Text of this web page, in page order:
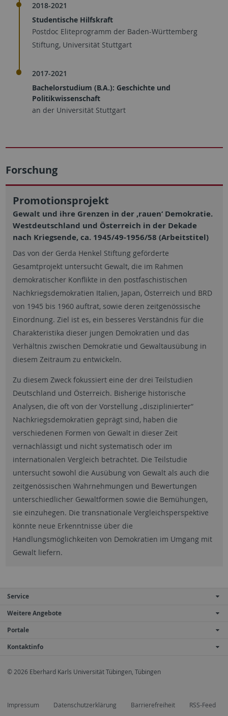
2018-2021
Studentische Hilfskraft
Postdoc Eliteprogramm der Baden-Württemberg
Stiftung, Universität Stuttgart
2017-2021
Bachelorstudium (B.A.): Geschichte und
Politikwissenschaft
an der Universität Stuttgart
Forschung
Promotionsprojekt
Gewalt und ihre Grenzen in der ‚rauen‘ Demokratie.
Westdeutschland und Österreich in der Dekade
nach Kriegsende, ca. 1945/49-1956/58 (Arbeitstitel)
Das von der Gerda Henkel Stiftung geförderte
Gesamtprojekt untersucht Gewalt, die im Rahmen
demokratischer Konflikte in den postfaschistischen
Nachkriegsdemokratien Italien, Japan, Österreich und BRD
von 1945 bis 1960 auftrat, sowie deren zeitgenössische
Einordnung. Ziel ist es, ein besseres Verständnis für die
Charakteristika dieser jungen Demokratien und das
Verhältnis zwischen Demokratie und Gewaltausübung in
diesem Zeitraum zu entwickeln.
Zu diesem Zweck fokussiert eine der drei Teilstudien
Deutschland und Österreich. Bisherige historische
Analysen, die oft von der Vorstellung „disziplinierter“
Nachkriegsdemokratien geprägt sind, haben die
verschiedenen Formen von Gewalt in dieser Zeit
vernachlässigt und nicht systematisch oder im
internationalen Vergleich betrachtet. Die Teilstudie
untersucht sowohl die Ausübung von Gewalt als auch die
zeitgenössischen Wahrnehmungen und Bewertungen
unterschiedlicher Gewaltformen sowie die Bemühungen,
sie einzuhegen. Die transnationale Vergleichsperspektive
könnte neue Erkenntnisse über die
Handlungsmöglichkeiten von Demokratien im Umgang mit
Gewalt liefern.
Service
Weitere Angebote
Portale
Kontaktinfo
© 2026 Eberhard Karls Universität Tübingen, Tübingen
Impressum Datenschutzerklärung Barrierefreiheit RSS-Feed